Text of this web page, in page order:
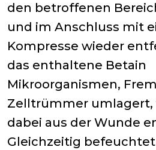
den betroffenen
und im Anschluss mit
Kompresse wieder
das enthaltene Betain
Mikroorganismen,
Zelltrümmer umlagert,
dabei aus der Wunde
Gleichzeitig befeuchtet